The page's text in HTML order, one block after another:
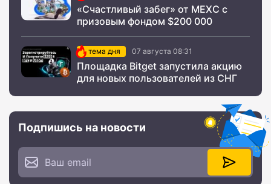
«Счастливый забег» от MEXC с
призовым фондом $200 000
тема дня 07 августа 08:31
Площадка Bitget запустила акцию
для новых пользователей из СНГ
Подпишись на новости